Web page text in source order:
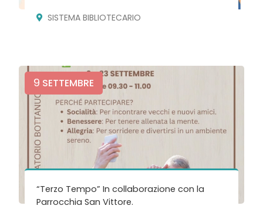
SISTEMA BIBLIOTECARIO
9 SETTEMBRE
“Terzo Tempo” In collaborazione con la
Parrocchia San Vittore.